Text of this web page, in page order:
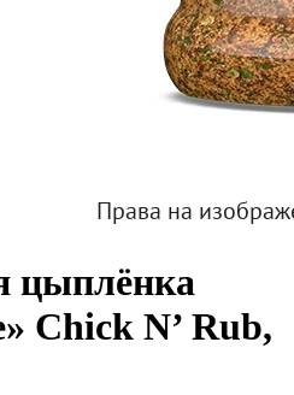
цыплёнка
Chick N’ Rub,